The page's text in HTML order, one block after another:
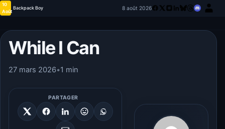
10
Août
Backpack Boy 8 août 2026
While I Can
27 mars 2026•1 min
PARTAGER